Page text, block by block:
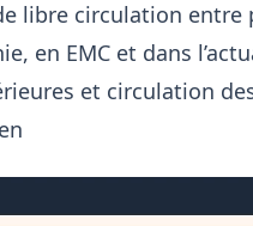
libre circulation
en EMC et dans
et circulation